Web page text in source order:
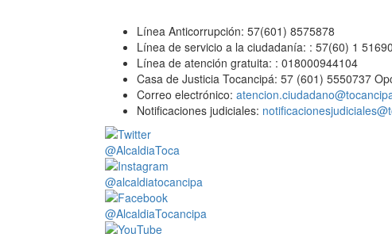
Línea Anticorrupción: 57(601) 8575878
Línea de servicio a la ciudadanía: : 57(60) 1
Línea de atención gratuita: : 018000944104
Casa de Justicia Tocancipá: 57 (601) 5550737
Correo electrónico:
Notificaciones judiciales:
@AlcaldiaToca
@alcaldiatocancipa
@AlcaldiaTocancipa